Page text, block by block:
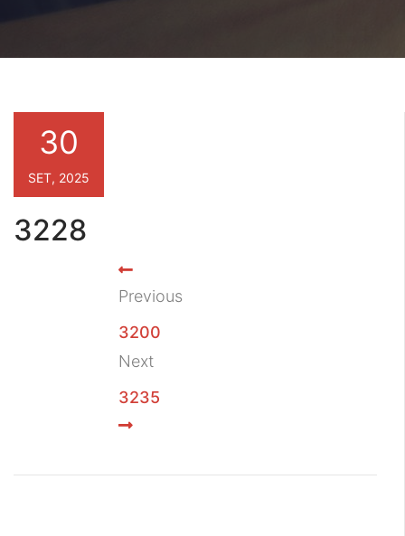
3228
30
SET, 2025
Previous
3200
Next
3235